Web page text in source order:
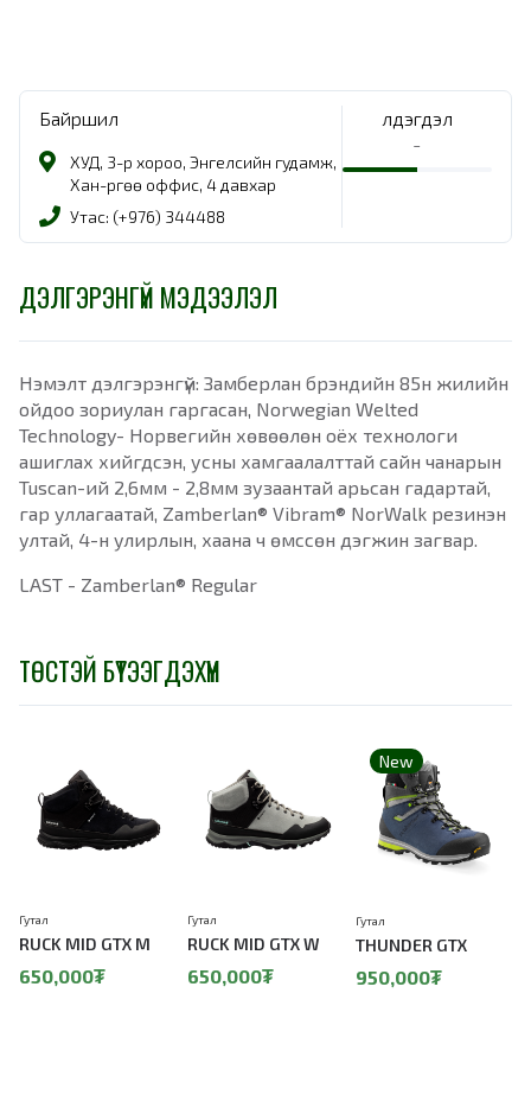
Байршил
ХУД, 3-р хороо, Энгелсийн гудамж,
Хан-Өргөө оффис, 4 давхар
Утас: (+976) 344488
Үлдэгдэл
-
ДЭЛГЭРЭНГҮЙ МЭДЭЭЛЭЛ
Нэмэлт дэлгэрэнгүй: Замберлан брэндийн 85н жилийн
ойдоо зориулан гаргасан, Norwegian Welted
Technology- Норвегийн хөвөөлөн оёх технологи
ашиглах хийгдсэн, усны хамгаалалттай сайн чанарын
Tuscan-ий 2,6мм - 2,8мм зузаантай арьсан гадартай,
гар уллaгаатай, Zamberlan® Vibram® NorWalk резинэн
ултай, 4-н улирлын, хаана ч өмссөн дэгжин загвар.
LAST - Zamberlan® Regular
ТӨСТЭЙ БҮТЭЭГДЭХҮҮН
RUCK MID GTX M
Гутал
650,000₮
RUCK MID GTX W
Гутал
650,000₮
New
THUNDER GTX
Гутал
950,000₮